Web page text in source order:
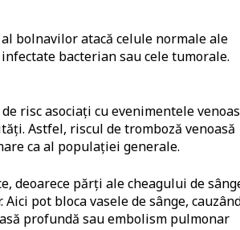
bolnavilor atacă celule normale ale
bacterian sau cele tumorale.
risc asociați cu evenimentele
Astfel, riscul de tromboză venoasă
ca al populației generale.
deoarece părți ale cheagului de
pot bloca vasele de sânge,
profundă sau embolism pulmonar